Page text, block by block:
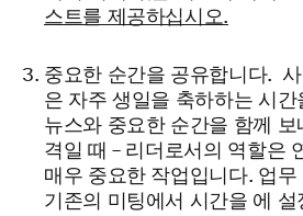
중요한 순간을 공유합니다.
은 자주 생일을 축하하는 시
뉴스와 중요한 순간을 함께
격일 때 – 리더로서의 역할은
매우 중요한 작업입니다. 업무
기존의 미팅에서 시간을 에